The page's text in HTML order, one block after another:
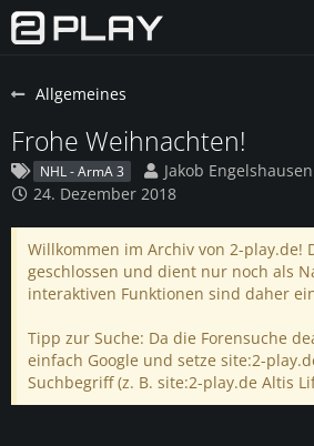
Allgemeines
Frohe Weihnachten!
NHL - ArmA 3
Jakob
24. Dezember 2018
Willkommen im Archiv von 2-play.de!
geschlossen und dient nur noch als
interaktiven Funktionen sind daher
Tipp zur Suche: Da die Forensuche
einfach Google und setze site:2-
Suchbegriff (z. B. site:2-play.de Altis